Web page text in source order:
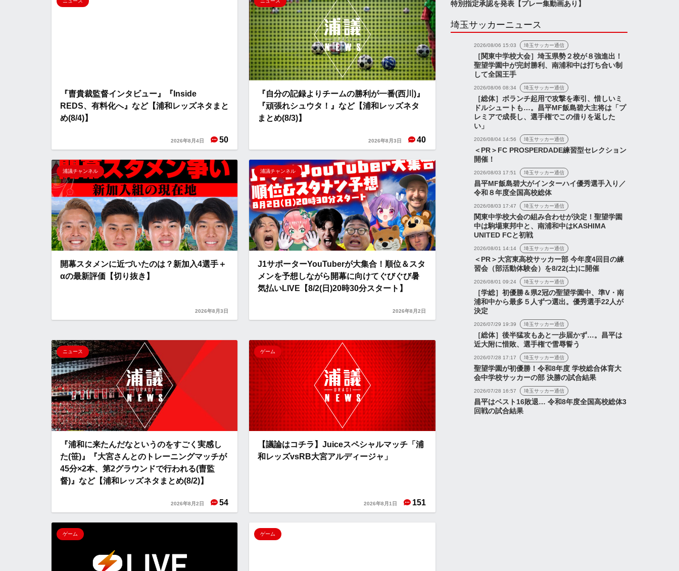
『曺貴裁監督インタビュー』『Inside
REDS、有料化へ』など【浦和レッズネタまと
め(8/4)】
2026年8月4日 50
『自分の記録よりチームの勝利が一番(西川)』
『頑張れシュウタ！』など【浦和レッズネタ
まとめ(8/3)】
2026年8月3日 40
浦議チャンネル
開幕スタメンに近づいたのは？新加入4選手＋
αの最新評価【切り抜き】
2026年8月3日
浦議チャンネル
J1サポーターYouTuberが大集合！順位＆スタ
メンを予想しながら開幕に向けてぐびぐび暑
気払いLIVE【8/2(日)20時30分スタート】
2026年8月2日
ニュース
『浦和に来たんだなというのをすごく実感し
た(笹)』『大宮さんとのトレーニングマッチが
45分×2本、第2グラウンドで行われる(曺監
督)』など【浦和レッズネタまとめ(8/2)】
2026年8月2日 54
ゲーム
【議論はコチラ】Juiceスペシャルマッチ「浦
和レッズvsRB大宮アルディージャ」
2026年8月1日 151
ゲーム ゲーム
特別指定承認を発表【プレー集動画あり】
埼玉サッカーニュース
2026/08/06 15:03 埼玉サッカー通信
［関東中学校大会］埼玉県勢２校が８強進出！
聖望学園中が完封勝利、南浦和中は打ち合い制
して全国王手
2026/08/06 08:34 埼玉サッカー通信
［総体］ボランチ起用で攻撃を牽引、惜しいミ
ドルシュートも…。昌平MF飯島碧大主将は「プ
レミアで成長し、選手権でこの借りを返した
い」
2026/08/04 14:56 埼玉サッカー通信
＜PR＞FC PROSPERDADE練習型セレクション
開催！
2026/08/03 17:51 埼玉サッカー通信
昌平MF飯島碧大がインターハイ優秀選手入り／
令和８年度全国高校総体
2026/08/03 17:47 埼玉サッカー通信
関東中学校大会の組み合わせが決定！聖望学園
中は駒場東邦中と、南浦和中はKASHIMA
UNITED FCと初戦
2026/08/01 14:14 埼玉サッカー通信
＜PR＞大宮東高校サッカー部 今年度4回目の練
習会（部活動体験会）を8/22(土)に開催
2026/08/01 09:24 埼玉サッカー通信
［学総］初優勝＆県2冠の聖望学園中、準V・南
浦和中から最多５人ずつ選出。優秀選手22人が
決定
2026/07/29 19:39 埼玉サッカー通信
［総体］後半猛攻もあと一歩届かず…。昌平は
近大附に惜敗、選手権で雪辱誓う
2026/07/28 17:17 埼玉サッカー通信
聖望学園が初優勝！令和8年度 学校総合体育大
会中学校サッカーの部 決勝の試合結果
2026/07/28 16:57 埼玉サッカー通信
昌平はベスト16敗退… 令和8年度全国高校総体3
回戦の試合結果